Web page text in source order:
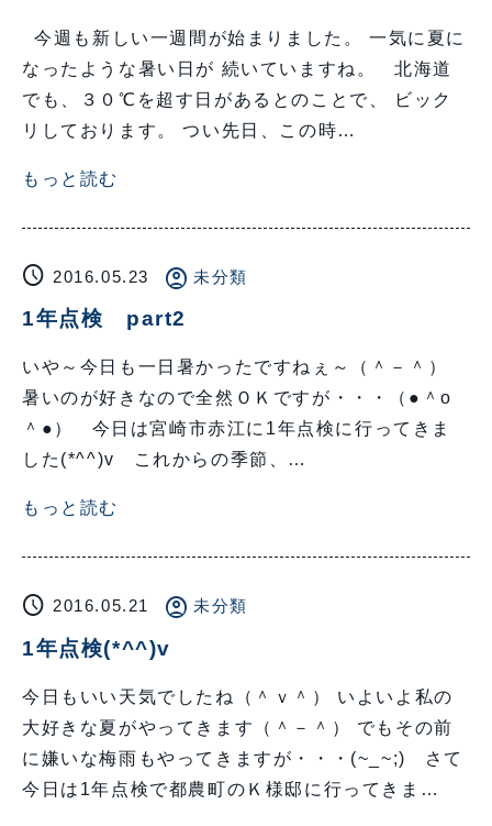
今週も新しい一週間が始まりました。 一気に夏に
なったような暑い日が 続いていますね。 北海道
でも、３０℃を超す日があるとのことで、 ビック
リしております。 つい先日、この時…
もっと読む
schedule 2016.05.23 account_circle 未分類
1年点検 part2
いや～今日も一日暑かったですねぇ～（＾－＾）
暑いのが好きなので全然ＯＫですが・・・（●＾o
＾●） 今日は宮崎市赤江に1年点検に行ってきま
した(*^^)v これからの季節、…
もっと読む
schedule 2016.05.21 account_circle 未分類
1年点検(*^^)v
今日もいい天気でしたね（＾ｖ＾） いよいよ私の
大好きな夏がやってきます（＾－＾） でもその前
に嫌いな梅雨もやってきますが・・・(~_~;) さて
今日は1年点検で都農町のＫ様邸に行ってきま…